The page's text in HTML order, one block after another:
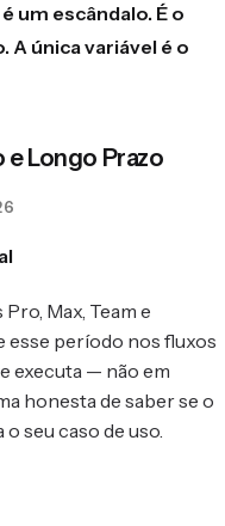
um escândalo. É o
A única variável é o
e Longo Prazo
Max, Team e
esse período nos fluxos
executa — não em
honesta de saber se o
seu caso de uso.